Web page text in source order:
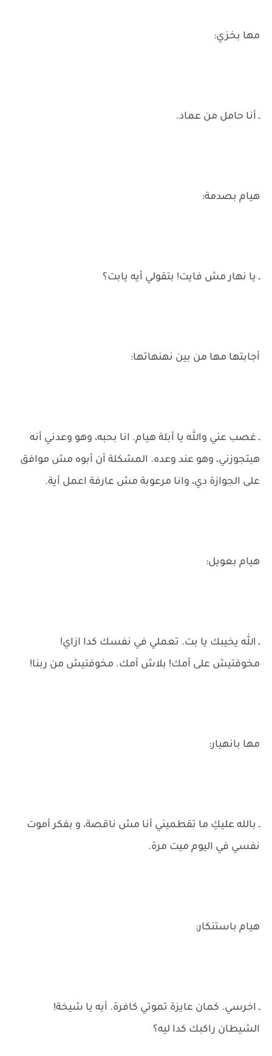
مها بخزي:
ـ أنا حامل من عماد.
هيام بصدمة:
ـ يا نهار مش فايت! بتقولي أيه يابت؟
أجابتها مها من بين نهنهاتها:
ـ غصب عني والله يا أبلة هيام. انا بحبه، وهو وعدني أنه
هيتجوزني، وهو عند وعده. المشكلة أن أبوه مش موافق
على الجوازة دي، وانا مرعوبة مش عارفة اعمل أية.
هيام بعويل:
ـ الله يخيبك يا بت. تعملي في نفسك كدا ازاي!
مخوفتيش على أمك! بلاش أمك. مخوفتيش من ربنا!
مها بانهيار:
ـ بالله عليكِ ما تقطميني أنا مش ناقصة، و بفكر أموت
نفسي في اليوم ميت مرة.
هيام باستنكار:
ـ اخرسي. كمان عايزة تموتي كافرة. أيه يا شيخة!
الشيطان راكبك كدا ليه؟